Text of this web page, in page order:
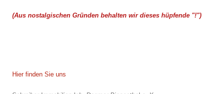
(Aus nostalgischen Gründen behalten wir dieses hüpfende "!")
Hier finden Sie uns